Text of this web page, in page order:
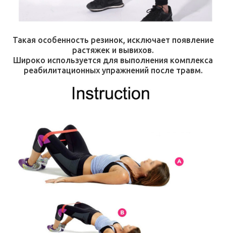
Такая особенность резинок, исключает появление
растяжек и вывихов.
Широко используется для выполнения комплекса
реабилитационных упражнений после травм.